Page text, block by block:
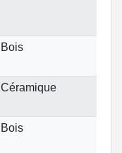
Bois
Céramique
Bois